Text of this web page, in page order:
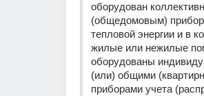
оборудован
(общедомовым)
тепловой энергии и в
жилые или нежилые
оборудованы
(или) общими
приборами учета